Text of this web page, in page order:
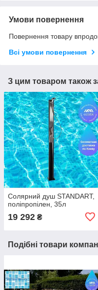
Умови повернення
Повернення товару
Всі умови повернення
З цим товаром також
Солярний душ STANDART,
поліпропілен, 35л
19 292 ₴
Подібні товари